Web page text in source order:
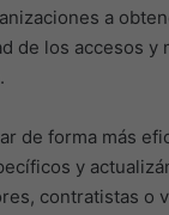
a
de los accesos
de forma más
y
contratistas o